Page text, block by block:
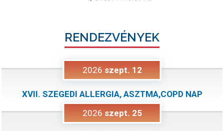
RENDEZVÉNYEK
2026 szept. 12
XVII. SZEGEDI ALLERGIA, ASZTMA,COPD NAP
2026 szept. 25